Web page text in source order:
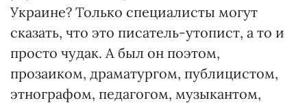
Украине? Только специалисты могут
сказать, что это писатель-утопист, а то и
просто чудак. А был он поэтом,
прозаиком, драматургом, публицистом,
этнографом, педагогом, музыкантом,